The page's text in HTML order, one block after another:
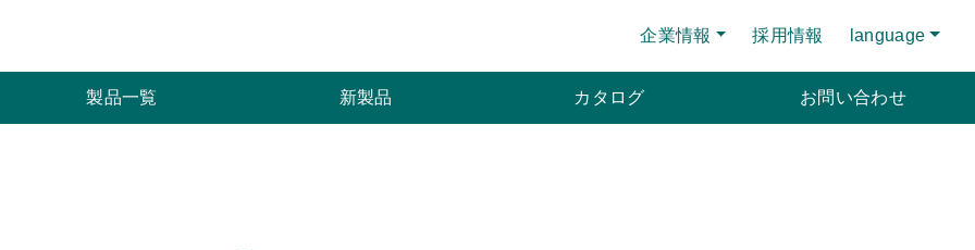
企業情報 採用情報 language
製品一覧 新製品 カタログ お問い合わせ